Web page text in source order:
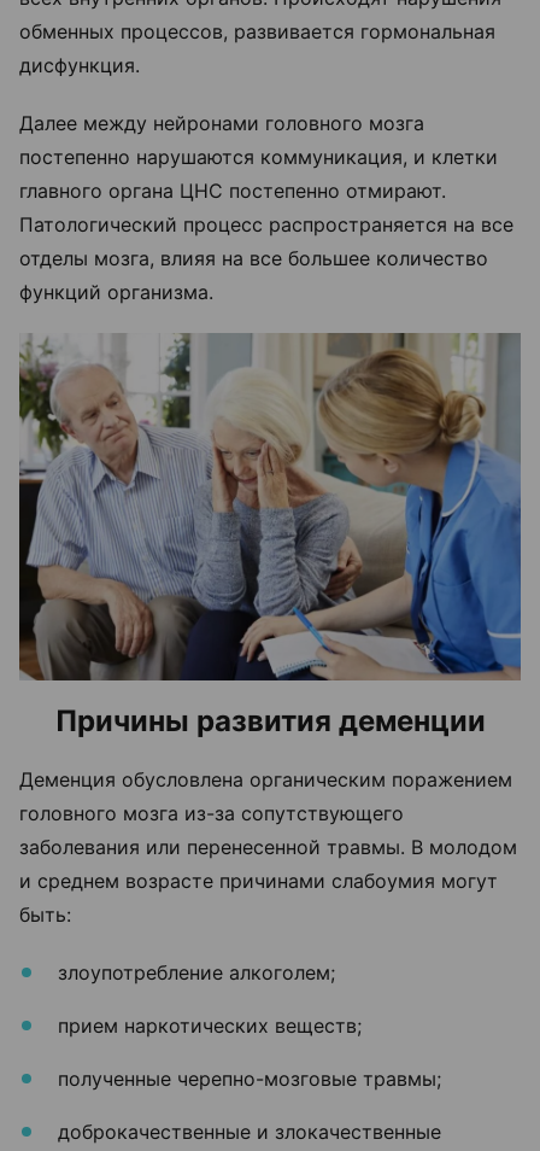
обменных процессов, развивается гормональная
дисфункция.
Далее между нейронами головного мозга
постепенно нарушаются коммуникация, и клетки
главного органа ЦНС постепенно отмирают.
Патологический процесс распространяется на все
отделы мозга, влияя на все большее количество
функций организма.
Причины развития деменции
Деменция обусловлена органическим поражением
головного мозга из-за сопутствующего
заболевания или перенесенной травмы. В молодом
и среднем возрасте причинами слабоумия могут
быть:
злоупотребление алкоголем;
прием наркотических веществ;
полученные черепно-мозговые травмы;
доброкачественные и злокачественные